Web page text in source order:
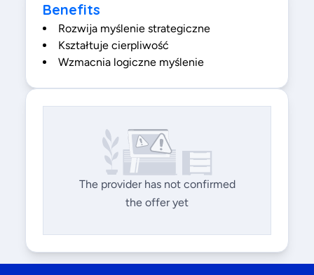
Benefits
Rozwija myślenie strategiczne
Kształtuje cierpliwość
Wzmacnia logiczne myślenie
The provider has not confirmed
the offer yet